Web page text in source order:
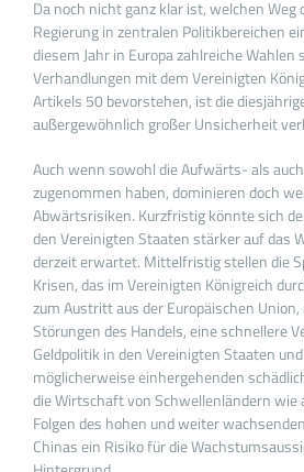
Da noch nicht ganz klar ist, welchen Weg
Regierung in zentralen Politikbereichen
diesem Jahr in Europa zahlreiche
Verhandlungen mit dem Vereinigten
Artikels 50 bevorstehen, ist die
außergewöhnlich großer Unsicherheit
Auch wenn sowohl die Aufwärts- als
zugenommen haben, dominieren doch
Abwärtsrisiken. Kurzfristig könnte sich
den Vereinigten Staaten stärker auf das
derzeit erwartet. Mittelfristig stellen die
Krisen, das im Vereinigten Königreich
zum Austritt aus der Europäischen Union,
Störungen des Handels, eine schnellere
Geldpolitik in den Vereinigten Staaten
möglicherweise einhergehenden
die Wirtschaft von Schwellenländern wie
Folgen des hohen und weiter
Chinas ein Risiko für die